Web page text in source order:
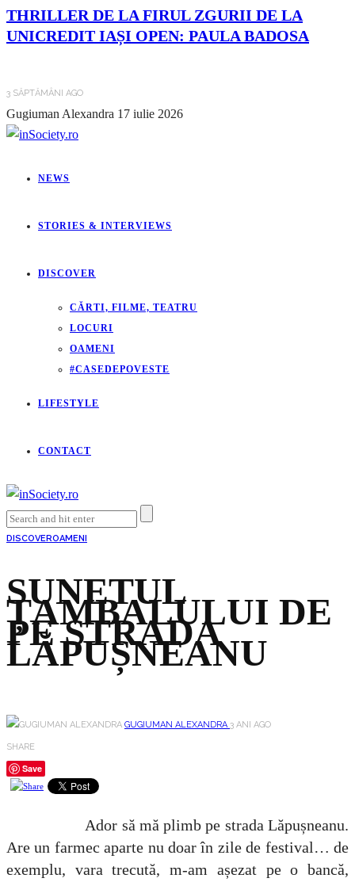
THRILLER DE LA FIRUL ZGURII DE LA
UNICREDIT IAȘI OPEN: PAULA BADOSA
3 SĂPTĂMÂNI AGO
Gugiuman Alexandra 17 iulie 2026
NEWS
STORIES & INTERVIEWS
DISCOVER
CĂRTI, FILME, TEATRU
LOCURI
OAMENI
#CASEDEPOVESTE
LIFESTYLE
CONTACT
DISCOVEROAMENI
SUNETUL
ȚAMBALULUI DE
PE STRADA
LĂPUȘNEANU
GUGIUMAN ALEXANDRA3 ANI AGO
SHARE
Save
Ador să mă plimb pe strada Lăpușneanu.
Are un farmec aparte nu doar în zile de festival… de
exemplu, vara trecută, m-am așezat pe o bancă,